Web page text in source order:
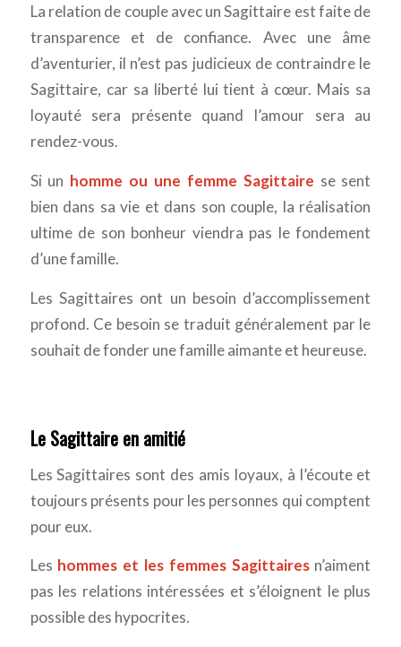
La relation de couple avec un Sagittaire est faite de
transparence et de confiance. Avec une âme
d’aventurier, il n’est pas judicieux de contraindre le
Sagittaire, car sa liberté lui tient à cœur. Mais sa
loyauté sera présente quand l’amour sera au
rendez-vous.
Si un homme ou une femme Sagittaire se sent
bien dans sa vie et dans son couple, la réalisation
ultime de son bonheur viendra pas le fondement
d’une famille.
Les Sagittaires ont un besoin d’accomplissement
profond. Ce besoin se traduit généralement par le
souhait de fonder une famille aimante et heureuse.
Le Sagittaire en amitié
Les Sagittaires sont des amis loyaux, à l’écoute et
toujours présents pour les personnes qui comptent
pour eux.
Les hommes et les femmes Sagittairesn’aiment
pas les relations intéressées et s’éloignent le plus
possible des hypocrites.